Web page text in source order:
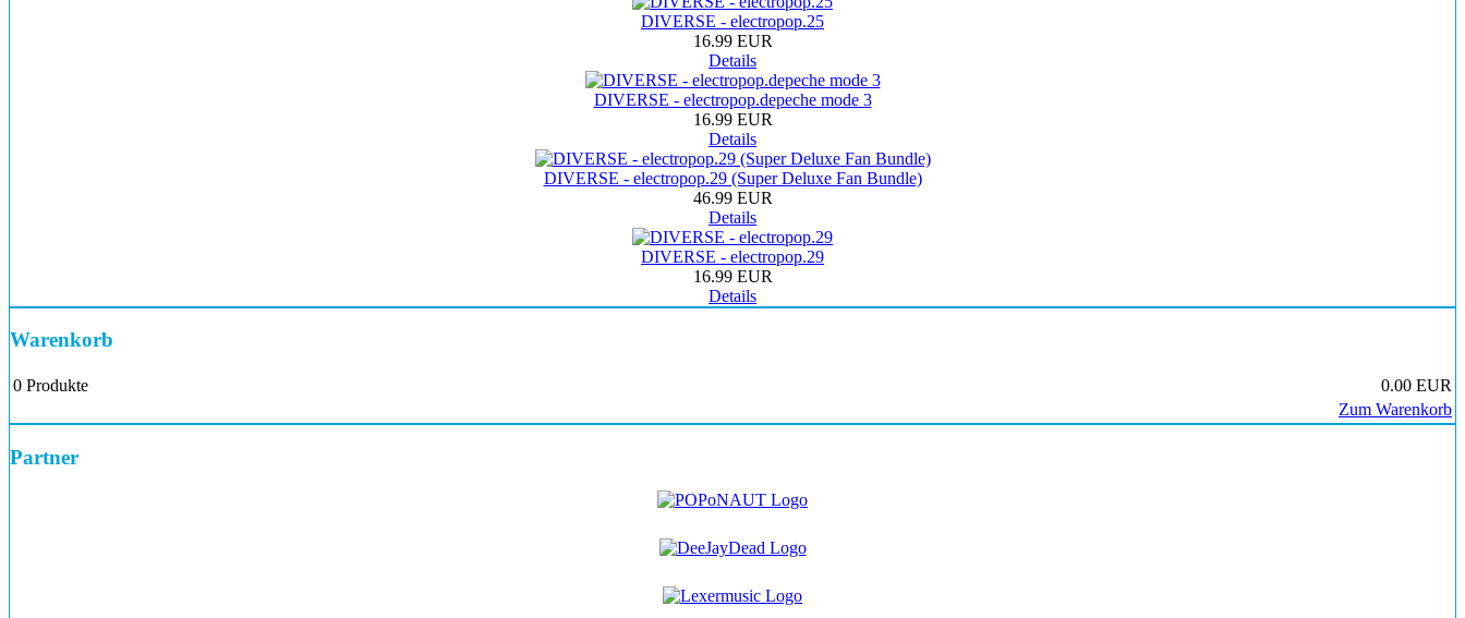
DIVERSE - electropop.25
16.99 EUR
Details
DIVERSE - electropop.depeche mode 3
16.99 EUR
Details
DIVERSE - electropop.29 (Super Deluxe Fan Bundle)
46.99 EUR
Details
DIVERSE - electropop.29
16.99 EUR
Details
Warenkorb
0 Produkte
0.00 EUR
Zum Warenkorb
Partner